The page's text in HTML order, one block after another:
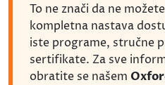
To ne znači da ne
kompletna nastava
iste programe, stručne
sertifikate. Za sve
obratite se našem